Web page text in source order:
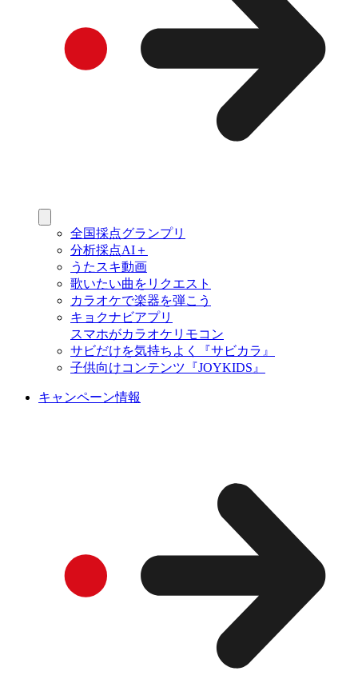
全国採点グランプリ
分析採点AI＋
うたスキ動画
歌いたい曲をリクエスト
カラオケで楽器を弾こう
キョクナビアプリ
スマホがカラオケリモコン
サビだけを気持ちよく『サビカラ』
子供向けコンテンツ『JOYKIDS』
キャンペーン情報